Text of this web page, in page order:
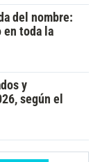
del nombre:
en toda la
y
según el